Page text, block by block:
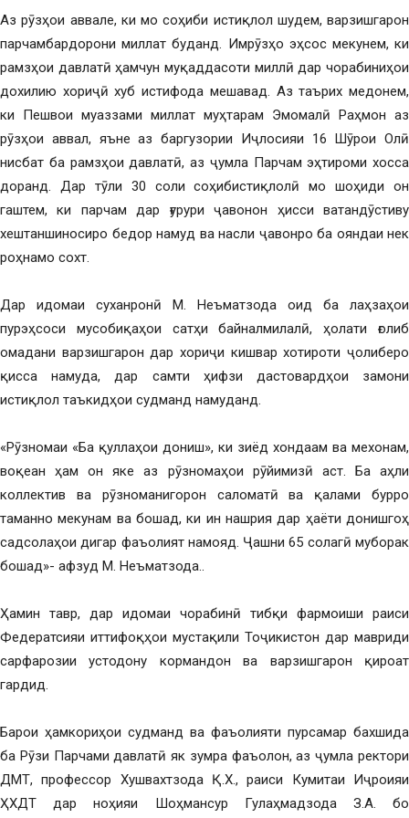
Аз рӯзҳои аввале, ки мо соҳиби истиқлол шудем, варзишгарон
парчамбардорони миллат буданд. Имрӯзҳо эҳсос мекунем, ки
рамзҳои давлатӣ ҳамчун муқаддасоти миллӣ дар чорабиниҳои
дохилию хориҷӣ хуб истифода мешавад. Аз таърих медонем,
ки Пешвои муаззами миллат муҳтарам Эмомалӣ Раҳмон аз
рӯзҳои аввал, яъне аз баргузории Иҷлосияи 16 Шӯрои Олӣ
нисбат ба рамзҳои давлатӣ, аз ҷумла Парчам эҳтироми хосса
доранд. Дар тӯли 30 соли соҳибистиқлолӣ мо шоҳиди он
гаштем, ки парчам дар ғурури ҷавонон ҳисси ватандӯстиву
хештаншиносиро бедор намуд ва насли ҷавонро ба ояндаи нек
роҳнамо сохт.
Дар идомаи суханронӣ М. Неъматзода оид ба лаҳзаҳои
пурэҳсоси мусобиқаҳои сатҳи байналмилалӣ, ҳолати ғолиб
омадани варзишгарон дар хориҷи кишвар хотироти ҷолиберо
қисса намуда, дар самти ҳифзи дастовардҳои замони
истиқлол таъкидҳои судманд намуданд.
«Рӯзномаи «Ба қуллаҳои дониш», ки зиёд хондаам ва мехонам,
воқеан ҳам он яке аз рӯзномаҳои рӯйимизӣ аст. Ба аҳли
коллектив ва рӯзноманигорон саломатӣ ва қалами бурро
таманно мекунам ва бошад, ки ин нашрия дар ҳаёти донишгоҳ
садсолаҳои дигар фаъолият намояд. Ҷашни 65 солагӣ муборак
бошад»- афзуд М. Неъматзода..
Ҳамин тавр, дар идомаи чорабинӣ тибқи фармоиши раиси
Федератсияи иттифоқҳои мустақили Тоҷикистон дар мавриди
сарфарозии устодону кормандон ва варзишгарон қироат
гардид.
Барои ҳамкориҳои судманд ва фаъолияти пурсамар бахшида
ба Рӯзи Парчами давлатӣ як зумра фаъолон, аз ҷумла ректори
ДМТ, профессор Хушвахтзода Қ.Х., раиси Кумитаи Иҷроияи
ҲХДТ дар ноҳияи Шоҳмансур Гулаҳмадзода З.А. бо